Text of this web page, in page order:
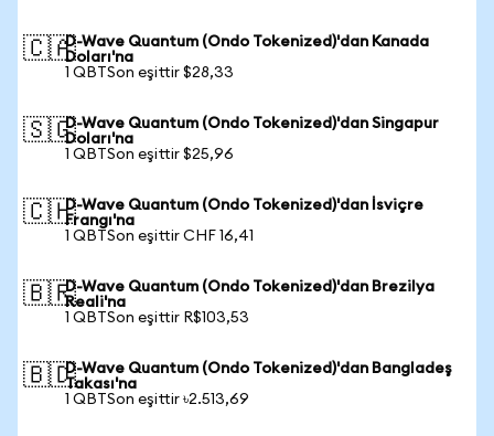
🇨🇦D-Wave Quantum (Ondo Tokenized)'dan Kanada
Doları'na
1 QBTSon eşittir $28,33
🇸🇬D-Wave Quantum (Ondo Tokenized)'dan Singapur
Doları'na
1 QBTSon eşittir $25,96
🇨🇭D-Wave Quantum (Ondo Tokenized)'dan İsviçre
Frangı'na
1 QBTSon eşittir CHF 16,41
🇧🇷D-Wave Quantum (Ondo Tokenized)'dan Brezilya
Reali'na
1 QBTSon eşittir R$103,53
🇧🇩D-Wave Quantum (Ondo Tokenized)'dan Bangladeş
Takası'na
1 QBTSon eşittir ৳2.513,69